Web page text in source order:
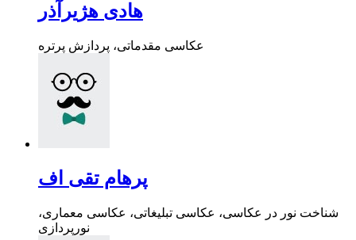
هادی هژیرآذر
عکاسی مقدماتی، پردازش پرتره
پرهام تقی اف
شناخت نور در عکاسی، عکاسی تبلیغاتی، عکاسی معماری،
نورپردازی